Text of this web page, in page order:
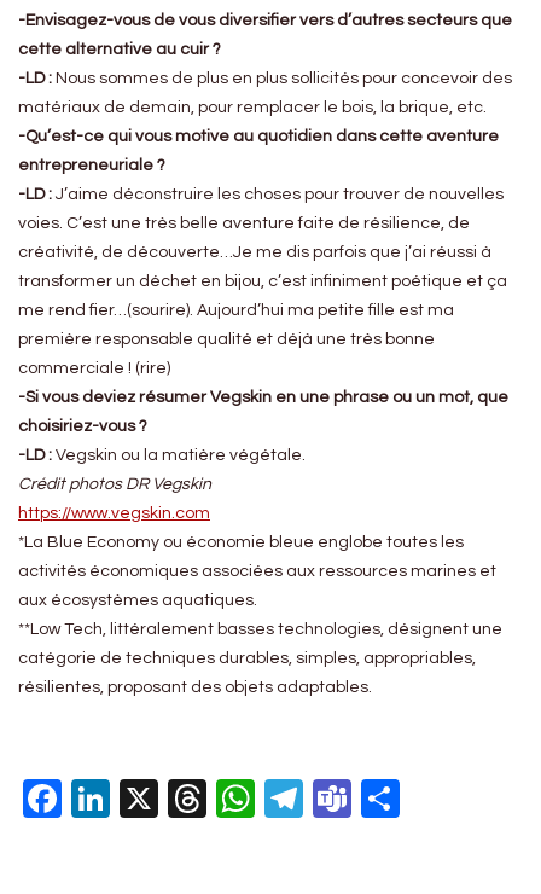
-Envisagez-vous de vous diversifier vers d’autres secteurs que
cette alternative au cuir ?
-LD : Nous sommes de plus en plus sollicités pour concevoir des
matériaux de demain, pour remplacer le bois, la brique, etc.
-Qu’est-ce qui vous motive au quotidien dans cette aventure
entrepreneuriale ?
-LD : J’aime déconstruire les choses pour trouver de nouvelles
voies. C’est une très belle aventure faite de résilience, de
créativité, de découverte…Je me dis parfois que j’ai réussi à
transformer un déchet en bijou, c’est infiniment poétique et ça
me rend fier…(sourire). Aujourd’hui ma petite fille est ma
première responsable qualité et déjà une très bonne
commerciale ! (rire)
-Si vous deviez résumer Vegskin en une phrase ou un mot, que
choisiriez-vous ?
-LD : Vegskin ou la matière végétale.
Crédit photos DR Vegskin
https://www.vegskin.com
*La Blue Economy ou économie bleue englobe toutes les
activités économiques associées aux ressources marines et
aux écosystèmes aquatiques.
**Low Tech, littéralement basses technologies, désignent une
catégorie de techniques durables, simples, appropriables,
résilientes, proposant des objets adaptables.
Facebook
LinkedIn
X Threads
WhatsApp
Telegram
Teams